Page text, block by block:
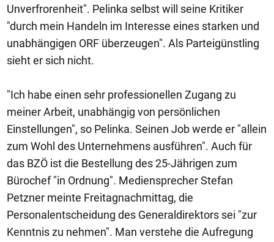
Unverfrorenheit". Pelinka selbst will seine Kritiker
"durch mein Handeln im Interesse eines starken und
unabhängigen ORF überzeugen". Als Parteigünstling
sieht er sich nicht.
"Ich habe einen sehr professionellen Zugang zu
meiner Arbeit, unabhängig von persönlichen
Einstellungen", so Pelinka. Seinen Job werde er "allein
zum Wohl des Unternehmens ausführen". Auch für
das BZÖ ist die Bestellung des 25-Jährigen zum
Bürochef "in Ordnung". Mediensprecher Stefan
Petzner meinte Freitagnachmittag, die
Personalentscheidung des Generaldirektors sei "zur
Kenntnis zu nehmen". Man verstehe die Aufregung